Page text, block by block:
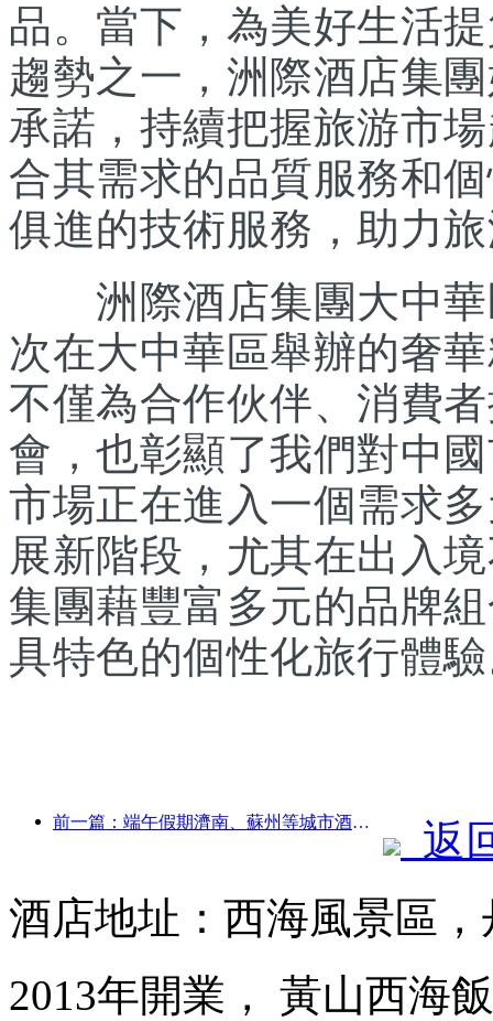
品。當下，為美好生活
趨勢之一，洲際酒店集
承諾，持續把握旅游市
合其需求的品質服務和
俱進的技術服務，助力
洲際酒店集團大中華
次在大中華區舉辦的奢
不僅為合作伙伴、消費
會，也彰顯了我們對中
市場正在進入一個需求
展新階段，尤其在出入
集團藉豐富多元的品牌
具特色的個性化旅行體驗
前一篇：端午假期濟南、蘇州等城市酒店預訂量同比增長超五成
返
酒店地址：西海風景區
2013年開業， 黃山西